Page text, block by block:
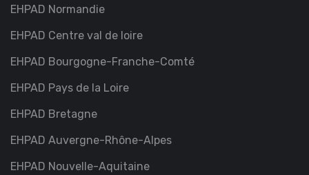
EHPAD Normandie
EHPAD Centre val de loire
EHPAD Bourgogne-Franche-Comté
EHPAD Pays de la Loire
EHPAD Bretagne
EHPAD Auvergne-Rhône-Alpes
EHPAD Nouvelle-Aquitaine